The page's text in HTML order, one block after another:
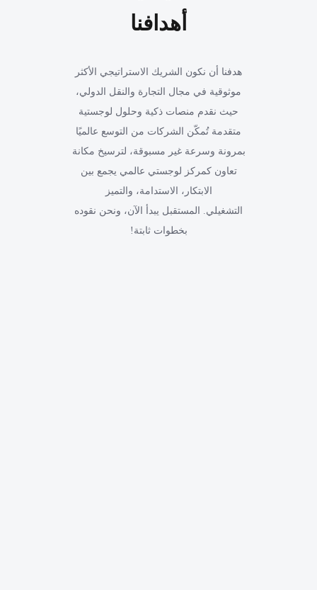
أهدافنا
هدفنا أن نكون الشريك الاستراتيجي الأكثر
موثوقية في مجال التجارة والنقل الدولي،
حيث نقدم منصات ذكية وحلول لوجستية
متقدمة تُمكّن الشركات من التوسع عالميًا
بمرونة وسرعة غير مسبوقة، لترسيخ مكانة
تعاون كمركز لوجستي عالمي يجمع بين
الابتكار، الاستدامة، والتميز
التشغيلي. المستقبل يبدأ الآن، ونحن نقوده
بخطوات ثابتة!